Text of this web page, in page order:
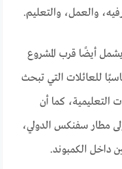
والعمل، والتعليم.
أيضًا قرب المشروع
للعائلات التي تبحث
التعليمية، كما أن
مطار سفنكس الدولي،
داخل الكمبوند.